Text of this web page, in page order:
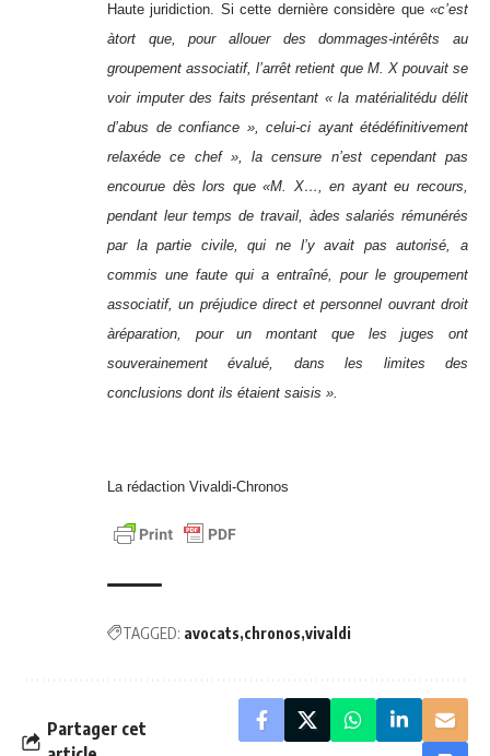
Haute juridiction. Si cette dernière considère que «c’est
àtort que, pour allouer des dommages-intérêts au
groupement associatif, l’arrêt retient que M. X pouvait se
voir imputer des faits présentant « la matérialitédu délit
d’abus de confiance », celui-ci ayant étédéfinitivement
relaxéde ce chef », la censure n’est cependant pas
encourue dès lors que«M. X…, en ayant eu recours,
pendant leur temps de travail, àdes salariés rémunérés
par la partie civile, qui ne l’y avait pas autorisé, a
commis une faute qui a entraîné, pour le groupement
associatif, un préjudice direct et personnel ouvrant droit
àréparation, pour un montant que les juges ont
souverainementévalué, dans les limites des
conclusions dont ils étaient saisis ».
La rédaction Vivaldi-Chronos
TAGGED: avocats chronos vivaldi
Partager cet